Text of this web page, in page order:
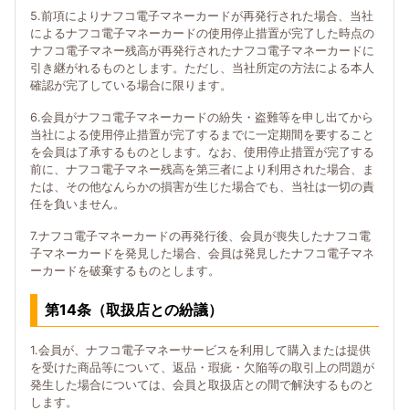
5.前項によりナフコ電子マネーカードが再発行された場合、当社
によるナフコ電子マネーカードの使用停止措置が完了した時点の
ナフコ電子マネー残高が再発行されたナフコ電子マネーカードに
引き継がれるものとします。ただし、当社所定の方法による本人
確認が完了している場合に限ります。
6.会員がナフコ電子マネーカードの紛失・盗難等を申し出てから
当社による使用停止措置が完了するまでに一定期間を要すること
を会員は了承するものとします。なお、使用停止措置が完了する
前に、ナフコ電子マネー残高を第三者により利用された場合、ま
たは、その他なんらかの損害が生じた場合でも、当社は一切の責
任を負いません。
7.ナフコ電子マネーカードの再発行後、会員が喪失したナフコ電
子マネーカードを発見した場合、会員は発見したナフコ電子マネ
ーカードを破棄するものとします。
第14条（取扱店との紛議）
1.会員が、ナフコ電子マネーサービスを利用して購入または提供
を受けた商品等について、返品・瑕疵・欠陥等の取引上の問題が
発生した場合については、会員と取扱店との間で解決するものと
します。